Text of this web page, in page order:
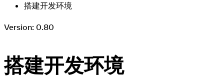
搭建开发环境
Version: 0.80
搭建开发环境